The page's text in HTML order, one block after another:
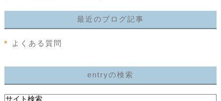
最近のブログ記事
よくある質問
entryの検索